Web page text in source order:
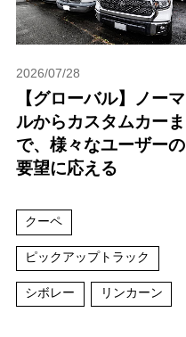
2026/07/28
【グローバル】ノーマ
ルからカスタムカーま
で、様々なユーザーの
要望に応える
クーペ
ピックアップトラック
シボレー リンカーン